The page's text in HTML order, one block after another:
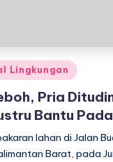
Lingkungan
Pria
Bantu
lahan di Jalan
Barat, pada